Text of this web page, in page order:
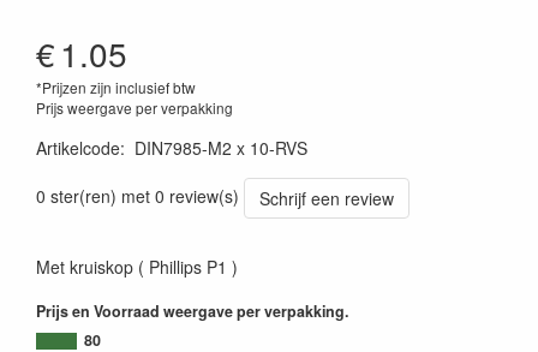
€1.05
*Prijzen zijn inclusief btw
Prijs weergave per verpakking
Artikelcode: DIN7985-M2 x 10-RVS
0 ster(ren) met 0 review(s)
Schrijf een review
Met kruiskop ( Phillips P1 )
Prijs en Voorraad weergave per verpakking.
80